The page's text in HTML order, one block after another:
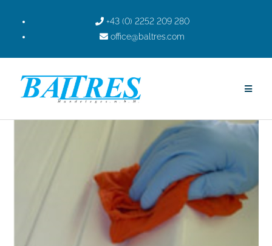
+43 (0) 2252 209 280
office@baltres.com